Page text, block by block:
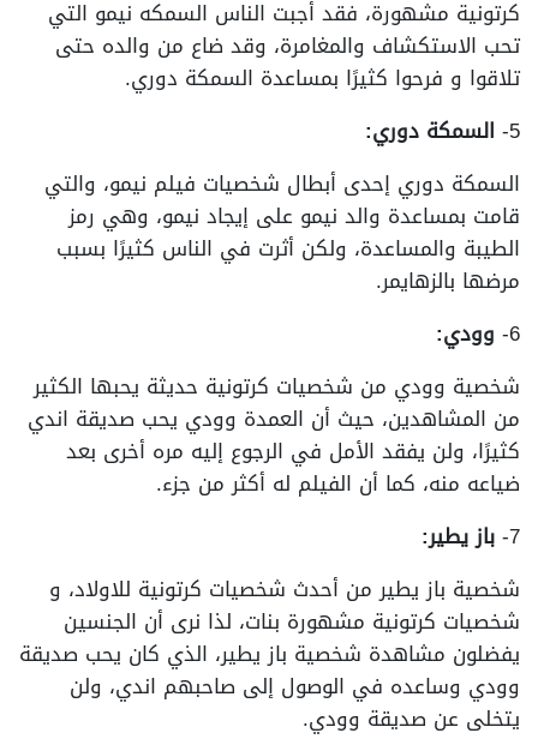
كرتونية مشهورة، فقد أجبت الناس السمكه نيمو التي
تحب الاستكشاف والمغامرة، وقد ضاع من والده حتى
تلاقوا و فرحوا كثيرًا بمساعدة السمكة دوري.
5- السمكة دوري:
السمكة دوري إحدى أبطال شخصيات فيلم نيمو، والتي
قامت بمساعدة والد نيمو على إيجاد نيمو، وهي رمز
الطيبة والمساعدة، ولكن أثرت في الناس كثيرًا بسبب
مرضها بالزهايمر.
6- وودي:
شخصية وودي من شخصيات كرتونية حديثة يحبها الكثير
من المشاهدين، حيث أن العمدة وودي يحب صديقة اندي
كثيرًا، ولن يفقد الأمل في الرجوع إليه مره أخرى بعد
ضياعه منه، كما أن الفيلم له أكثر من جزء.
7- باز يطير:
شخصية باز يطير من أحدث شخصيات كرتونية للاولاد، و
شخصيات كرتونية مشهورة بنات، لذا نرى أن الجنسين
يفضلون مشاهدة شخصية باز يطير، الذي كان يحب صديقة
وودي وساعده في الوصول إلى صاحبهم اندي، ولن
يتخلى عن صديقة وودي.